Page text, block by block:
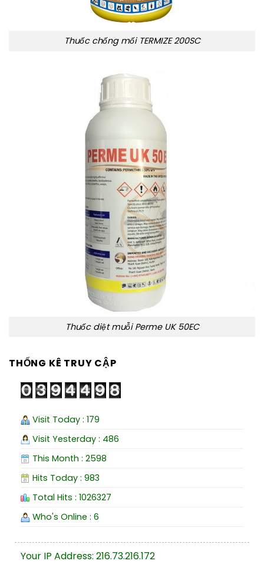
Thuốc chống mối TERMIZE 200SC
Thuốc diệt muỗi Perme UK 50EC
THỐNG KÊ TRUY CẬP
Visit Today : 179
Visit Yesterday : 486
This Month : 2598
Hits Today : 983
Total Hits : 1026327
Who's Online : 6
Your IP Address: 216.73.216.172